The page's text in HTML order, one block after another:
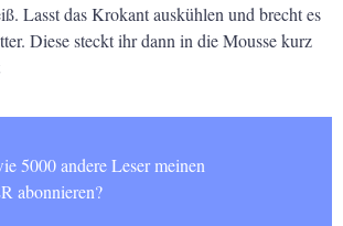
Lasst das Krokant auskühlen und brecht es
Diese steckt ihr dann in die Mousse kurz
abonnieren?